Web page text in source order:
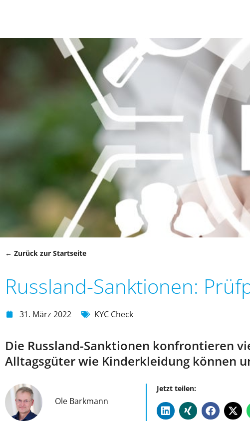
← Zurück zur Startseite
Russland-Sanktionen:
31. März 2022 KYC Check
Die Russland-Sanktionen konfrontieren
Alltagsgüter wie Kinderkleidung können
Ole Barkmann
Jetzt teilen: